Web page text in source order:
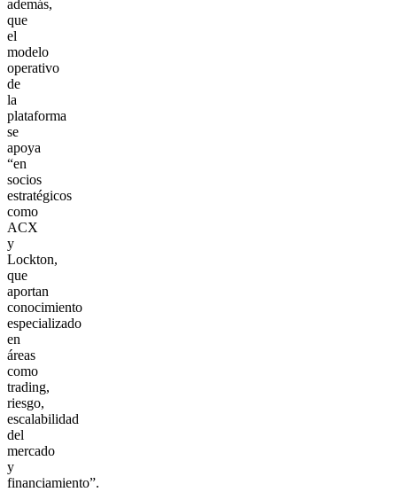
además,
que
el
modelo
operativo
de
la
plataforma
se
apoya
“en
socios
estratégicos
como
ACX
y
Lockton,
que
aportan
conocimiento
especializado
en
áreas
como
trading,
riesgo,
escalabilidad
del
mercado
y
financiamiento”.